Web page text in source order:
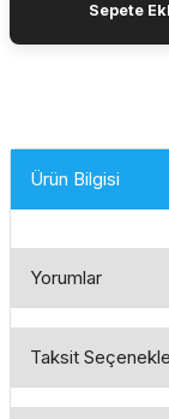
Sepete
Ürün Bilgisi
Yorumlar
Taksit